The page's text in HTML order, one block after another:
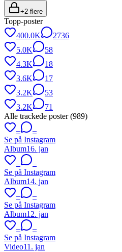
+2 flere
Topp-poster
400.0K
2736
5.0K
58
4.3K
18
3.6K
17
3.2K
53
3.2K
71
Alle trackede poster (989)
–
–
Se på Instagram
Album16. jan
–
–
Se på Instagram
Album14. jan
–
–
Se på Instagram
Album12. jan
–
–
Se på Instagram
Video11. jan